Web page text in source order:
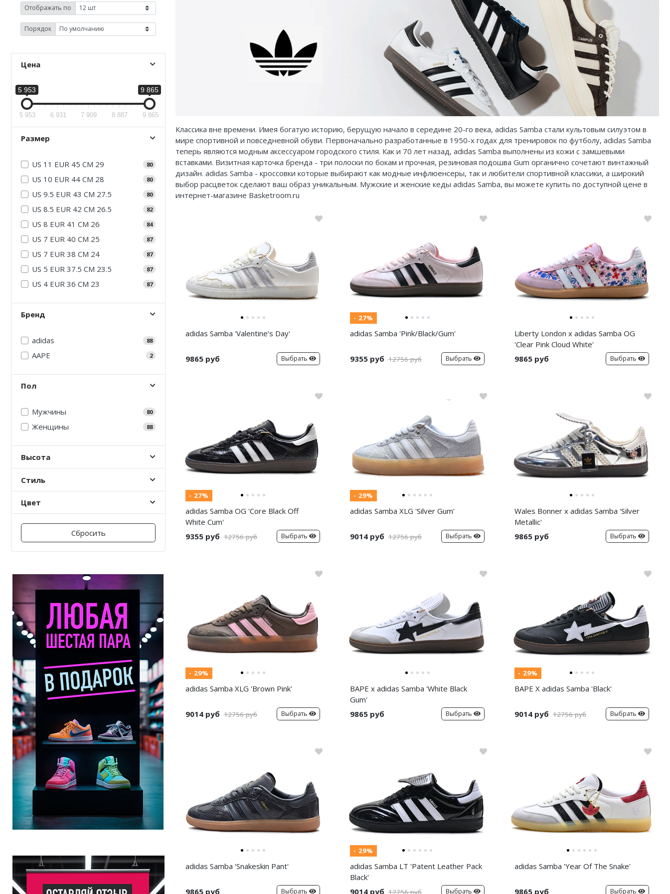
Отображать по
Порядок
Цена
5 953 9 865
5 953 6 931 7 909 8 887 9 865
Размер
US 11 EUR 45 CM 29 80
US 10 EUR 44 CM 28 80
US 9.5 EUR 43 CM 27.5 80
US 8.5 EUR 42 CM 26.5 82
US 8 EUR 41 CM 26 84
US 7 EUR 40 CM 25 87
US 7 EUR 38 CM 24 87
US 5 EUR 37.5 CM 23.5 87
US 4 EUR 36 CM 23 87
Бренд
adidas 88
AAPE 2
Пол
Мужчины 80
Женщины 88
Высота
Стиль
Цвет
Сбросить
Классика вне времени. Имея богатую историю, берущую начало в середине 20-го века, adidas Samba стали культовым силуэтом в
мире спортивной и повседневной обуви. Первоначально разработанные в 1950-х годах для тренировок по футболу, adidas Samba
теперь являются модным аксессуаром городского стиля. Как и 70 лет назад, adidas Samba выполнены из кожи с замшевыми
вставками. Визитная карточка бренда - три полоски по бокам и прочная, резиновая подошва Gum органично сочетают винтажный
дизайн. adidas Samba - кроссовки которые выбирают как модные инфлюенсеры, так и любители спортивной классики, а широкий
выбор расцветок сделают ваш образ уникальным. Мужские и женские кеды adidas Samba, вы можете купить по доступной цене в
интернет-магазине Basketroom.ru
adidas Samba 'Valentine’s Day'
9865 руб Выбрать
- 27%
adidas Samba 'Pink/Black/Gum'
9355 руб 12756 руб Выбрать
Liberty London x adidas Samba OG
'Clear Pink Cloud White'
9865 руб
Выбрать
- 27%
adidas Samba OG 'Core Black Off
White Cum'
9355 руб 12756 руб Выбрать
- 29%
adidas Samba XLG 'Silver Gum'
9014 руб 12756 руб Выбрать
Wales Bonner x adidas Samba 'Silver
Metallic'
9865 руб
Выбрать
- 29%
adidas Samba XLG 'Brown Pink'
9014 руб 12756 руб Выбрать
BAPE x adidas Samba 'White Black
Gum'
9865 руб
Выбрать
- 29%
BAPE X adidas Samba 'Black'
9014 руб 12756 руб Выбрать
adidas Samba 'Snakeskin Pant'
9865 руб Выбрать
- 29%
adidas Samba LT 'Patent Leather Pack
Black'
9014 руб 12756 руб Выбрать
adidas Samba 'Year Of The Snake'
9865 руб Выбрать
Jordan Tatum
Air Jordan 40
Air Jordan 39
Air Jordan 38
Air Jordan 37
Air Jordan 1
Air Jordan 3
Air Jordan 4
Air Jordan 5
Air Jordan 6
Air Jordan 7
Air Jordan 11
Air Jordan 12
Air Jordan 13
Air Jordan 14
Air Jordan 23
Nike Dunk
Nike Blazer
Nike P-6000
Nike Initiator
Nike Pegasus
Nike Hyperdunk
Nike Hyperset
Nike Cosmic Unity
Nike Air Deldon
Nike Sabrina
Nike A’ja
Nike GT
Nike Ja
Nike Book
Nike LeBron
Nike Freak
Nike KD
Nike PG
Nike Uptempo
Nike Foamposite